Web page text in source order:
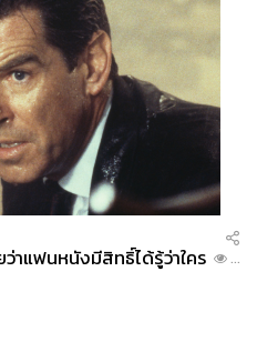
าแฟนหนังมีสิทธิ์ได้รู้ว่าใคร
...